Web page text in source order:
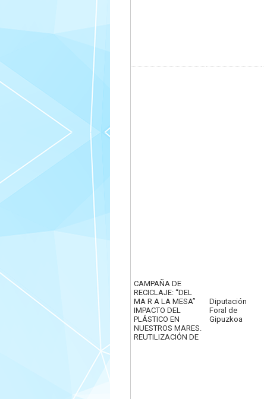
CAMPAÑA DE
RECICLAJE: “DEL
MA R A LA MESA”
IMPACTO DEL
PLÁSTICO EN
NUESTROS MARES.
REUTILIZACIÓN DE
Diputación
Foral de
Gipuzkoa